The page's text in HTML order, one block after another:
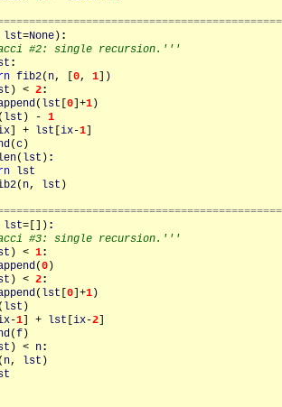
lst=None) :
#2: single recursion.'''
:
fib2( n, [0, 1])
) < 2:
( lst [0]+1)
( lst ) - 1
] + lst [ix-1]
(c)
( lst ) :
lst
( n, lst )
lst=[]) :
#3: single recursion.'''
) < 1:
(0)
) < 2:
( lst [0]+1)
( lst )
-1] + lst [ix-2]
(f)
) < n:
( n, lst )